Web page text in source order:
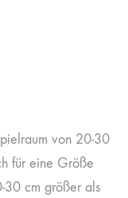
von 20-30
für eine Größe
30 cm größer als